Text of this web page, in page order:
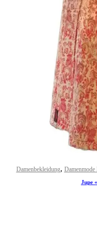
Damenbekleidung, Damenmode
Jupe